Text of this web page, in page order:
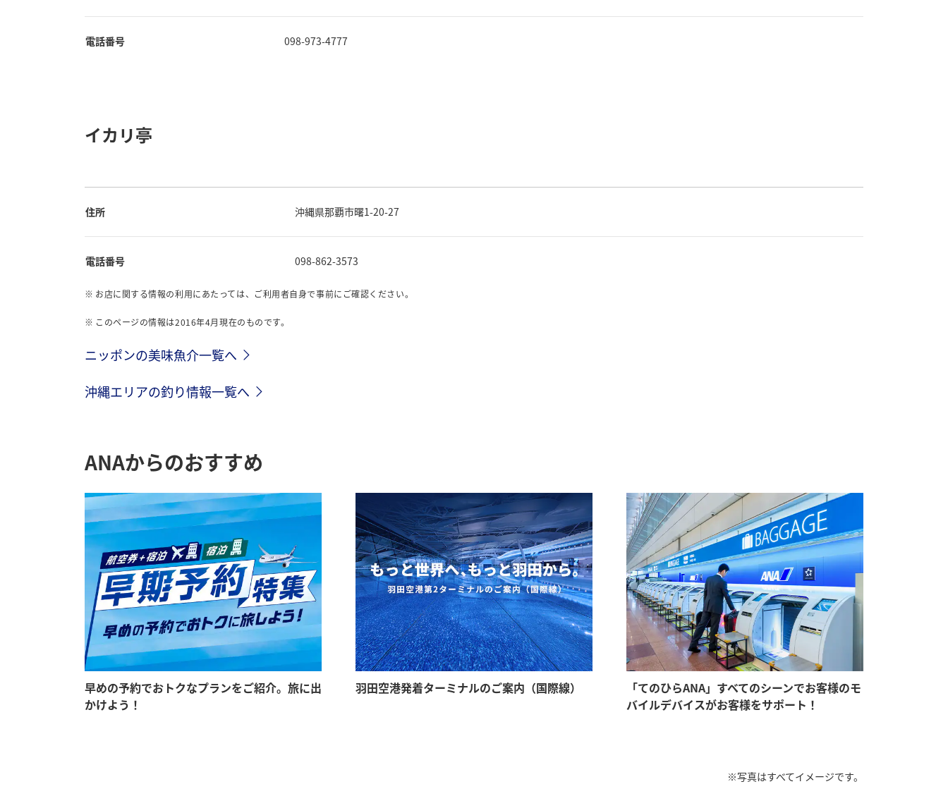
電話番号 098-973-4777
イカリ亭
住所 沖縄県那覇市曙1-20-27
電話番号 098-862-3573
お店に関する情報の利用にあたっては、ご利用者自身で事前にご確認ください。
このページの情報は2016年4月現在のものです。
ニッポンの美味魚介一覧へ
沖縄エリアの釣り情報一覧へ
ANAからのおすすめ
早めの予約でおトクなプランをご紹介。旅に出
かけよう！
羽田空港発着ターミナルのご案内（国際線）
「てのひらANA」すべてのシーンでお客様のモ
バイルデバイスがお客様をサポート！
※写真はすべてイメージです。